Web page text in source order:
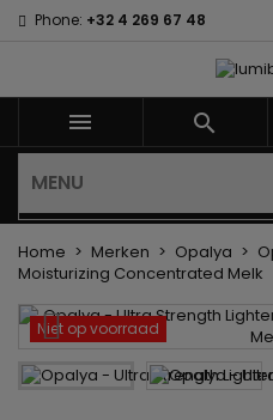
Phone: +32 4 269 67 48
 
MENU
Home Merken Opalya
Moisturizing Concentrated Melk
Niet op voorraad